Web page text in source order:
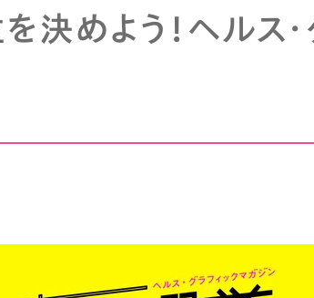
決めよう！ヘルス・